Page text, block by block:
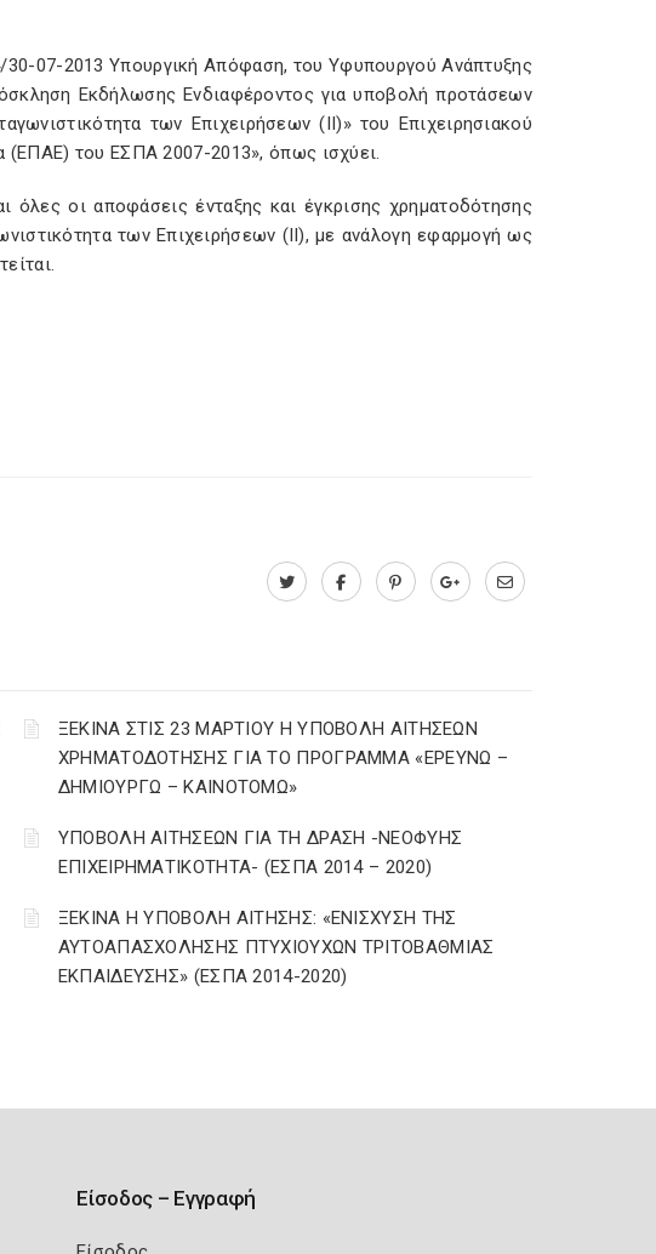
30-07-2013 Υπουργική Απόφαση, του Υφυπουργού Ανάπτυξης
Εκδήλωσης Ενδιαφέροντος για υποβολή προτάσεων
των Επιχειρήσεων (ΙΙ)» του Επιχειρησιακού
(ΕΠΑΕ) του ΕΣΠΑ 2007-2013», όπως ισχύει.
όλες οι αποφάσεις ένταξης και έγκρισης χρηματοδότησης
των Επιχειρήσεων (ΙΙ), με ανάλογη εφαρμογή ως
ΞΕΚΙΝΑ ΣΤΙΣ 23 ΜΑΡΤΙΟΥ Η ΥΠΟΒΟΛΗ ΑΙΤΗΣΕΩΝ
ΧΡΗΜΑΤΟΔΟΤΗΣΗΣ ΓΙΑ ΤΟ ΠΡΟΓΡΑΜΜΑ «ΕΡΕΥΝΩ –
ΔΗΜΙΟΥΡΓΩ – ΚΑΙΝΟΤΟΜΩ»
ΥΠΟΒΟΛΗ ΑΙΤΗΣΕΩΝ ΓΙΑ ΤΗ ΔΡΑΣΗ -ΝΕΟΦΥΗΣ
ΕΠΙΧΕΙΡΗΜΑΤΙΚΟΤΗΤΑ- (ΕΣΠΑ 2014 – 2020)
ΞΕΚΙΝΑ Η ΥΠΟΒΟΛΗ ΑΙΤΗΣΗΣ: «ΕΝΙΣΧΥΣΗ ΤΗΣ
ΑΥΤΟΑΠΑΣΧΟΛΗΣΗΣ ΠΤΥΧΙΟΥΧΩΝ ΤΡΙΤΟΒΑΘΜΙΑΣ
ΕΚΠΑΙΔΕΥΣΗΣ» (ΕΣΠΑ 2014-2020)
Είσοδος – Εγγραφή